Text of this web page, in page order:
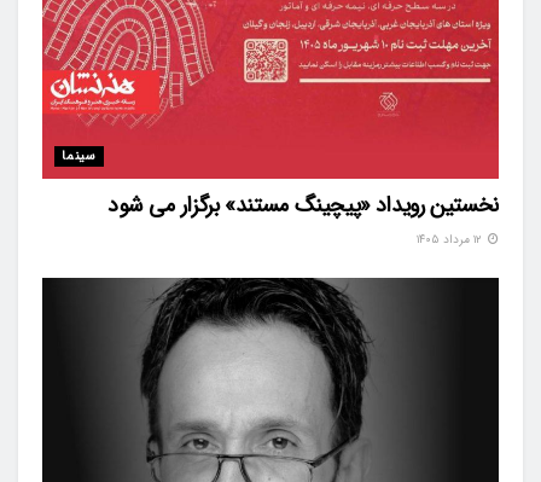
سینما
نخستین رویداد «پیچینگ مستند» برگزار می شود